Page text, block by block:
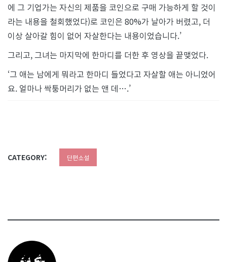
에 그 기업가는 자신의 제품을 코인으로 구매 가능하게 할 것이
라는 내용을 철회했었다)로 코인은 80%가 날아가 버렸고, 더
이상 살아갈 힘이 없어 자살한다는 내용이었습니다.’
그리고, 그녀는 마지막에 한마디를 더한 후 영상을 끝맺었다.
‘그 애는 남에게 뭐라고 한마디 들었다고 자살할 애는 아니었어
요. 얼마나 싹퉁머리가 없는 앤 데….’
CATEGORY: 단편소설